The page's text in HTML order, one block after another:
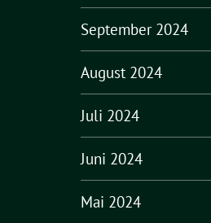
September 2024
August 2024
Juli 2024
Juni 2024
Mai 2024